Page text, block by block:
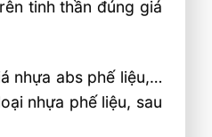
tinh thần đúng giá
nhựa abs phế liệu,…
nhựa phế liệu, sau